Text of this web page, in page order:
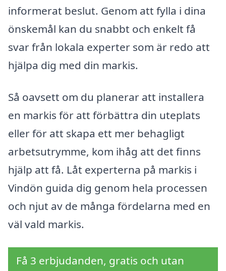
informerat beslut. Genom att fylla i dina
önskemål kan du snabbt och enkelt få
svar från lokala experter som är redo att
hjälpa dig med din markis.
Så oavsett om du planerar att installera
en markis för att förbättra din uteplats
eller för att skapa ett mer behagligt
arbetsutrymme, kom ihåg att det finns
hjälp att få. Låt experterna på markis i
Vindön guida dig genom hela processen
och njut av de många fördelarna med en
väl vald markis.
Få 3 erbjudanden, gratis och utan